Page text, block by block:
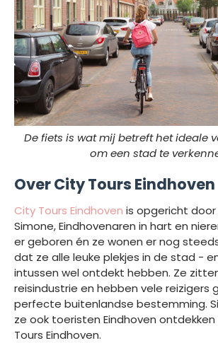
De fiets is wat mij betreft het ideale
om een stad te
Over City Tours Eindhoven
City Tours Eindhoven is opgericht door
Simone, Eindhovenaren in hart en
er geboren én ze wonen er nog
dat ze alle leuke plekjes in de stad -
intussen wel ontdekt hebben. Ze
reisindustrie en hebben vele reizigers
perfecte buitenlandse bestemming.
ze ook toeristen Eindhoven
Tours Eindhoven.